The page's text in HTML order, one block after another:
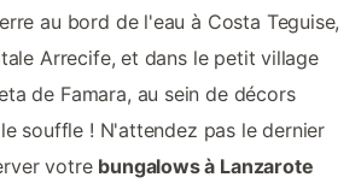
au bord de l'eau à Costa Teguise,
Arrecife, et dans le petit village
de Famara, au sein de décors
souffle ! N'attendez pas le dernier
votre bungalows à Lanzarote